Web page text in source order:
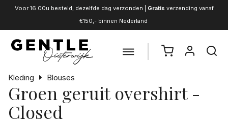
Voor 16.00u besteld, dezelfde dag verzonden | Gratis verzending vanaf
€150,- binnen Nederland
Kleding Blouses
Groen geruit overshirt -
Closed